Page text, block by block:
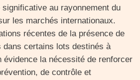
au rayonnement du
les marchés internationaux.
récentes de la présence de
dans certains lots destinés à
évidence la nécessité de renforcer
de contrôle et